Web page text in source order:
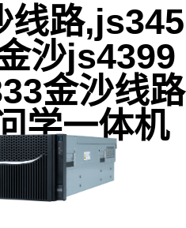
线路,js345
沙js4399
金沙线路
学一体机